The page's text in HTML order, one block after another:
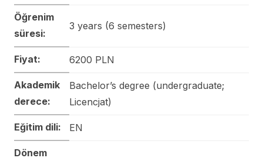
Öğrenim
süresi:
3 years (6 semesters)
Fiyat: 6200 PLN
Akademik
derece:
Bachelor’s degree (undergraduate;
Licencjat)
Eğitim dili: EN
Dönem